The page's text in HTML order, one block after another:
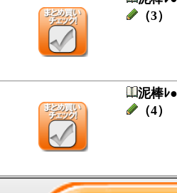
（3）
泥棒ﾚ
（4）